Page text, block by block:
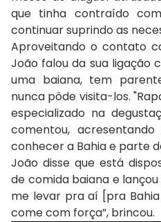
que tinha contraído
continuar suprindo as
Aproveitando o contato
João falou da sua ligação
uma baiana, tem
nunca pôde visita-los.
especializado na
comentou,
conhecer a Bahia e parte
João disse que está
de comida baiana e
me levar pra aí [pra
come com força”, brincou.